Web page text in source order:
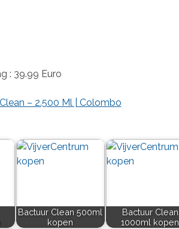
: 39.99 Euro
– 2.500 Ml | Colombo
Bactuur Clean 500ml
kopen
Bactuur Clean
1000ml kopen